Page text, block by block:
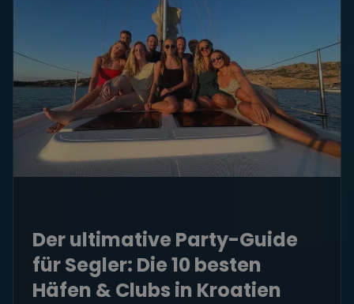
Der ultimative Party-Guide
für Segler: Die 10 besten
Häfen & Clubs in Kroatien